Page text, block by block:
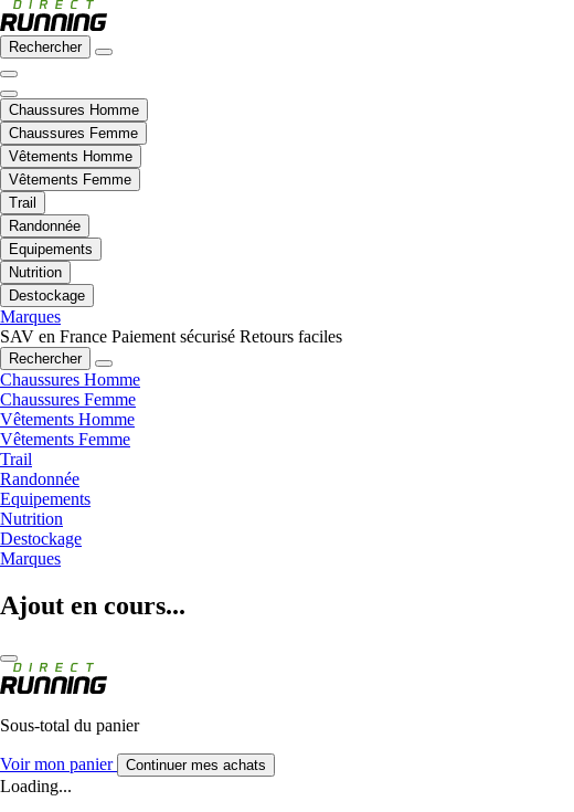
Rechercher
Chaussures Homme
Chaussures Femme
Vêtements Homme
Vêtements Femme
Trail
Randonnée
Equipements
Nutrition
Destockage
Marques
SAV en France Paiement sécurisé Retours faciles
Rechercher
Chaussures Homme
Chaussures Femme
Vêtements Homme
Vêtements Femme
Trail
Randonnée
Equipements
Nutrition
Destockage
Marques
Ajout en cours...
Sous-total du panier
Voir mon panier Continuer mes achats
Loading...